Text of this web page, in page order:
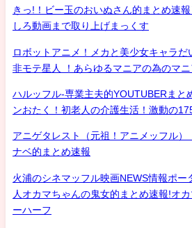
きっ!！ビー玉のおいぬさん的まとめ速
しろ動画まで取り上げまっくす
ロボットアニメ！メカと美少女キャラだ
非モテ星人 ！あらゆるマニアの為のマニ
ハルッフル-専業主夫的YOUTUBERまと
ンおたく！初老人の介護生活！激動の
アニゲタレスト（元祖！アニメッフル
ナベ的まとめ速報
火浦のシネマッフル映画NEWS情報ポー
人オカマちゃんの鬼女的まとめ速報!オ
ーハーフ